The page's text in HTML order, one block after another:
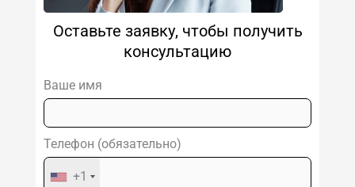
Оставьте заявку, чтобы получить
консультацию
Ваше имя
Телефон (обязательно)
+1